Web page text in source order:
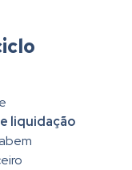
liquidação